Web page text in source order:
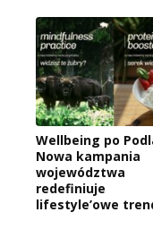
Wellbeing po
Nowa kampania
województwa
redefiniuje
lifestyle’owe